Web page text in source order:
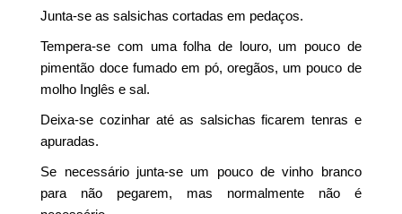
Junta-se as salsichas cortadas em pedaços.
Tempera-se com uma folha de louro, um pouco de
pimentão doce fumado em pó, oregãos, um pouco de
molho Inglês e sal.
Deixa-se cozinhar até as salsichas ficarem tenras e
apuradas.
Se necessário junta-se um pouco de vinho branco
para não pegarem, mas normalmente não é